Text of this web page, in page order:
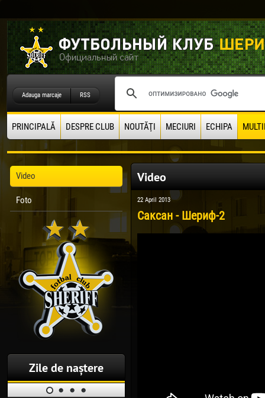
Adauga marcaje RSS
PRINCIPALĂ DESPRE CLUB NOUTĂŢI MECIURI ECHIPA
Video
Foto
Zile de naștere
Video
22 April 2013
Саксан - Шериф-2